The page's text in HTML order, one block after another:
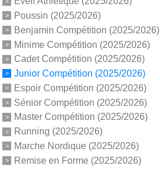
Poussin (2025/2026)
Benjamin Compétition (2025/2026)
Minime Compétition (2025/2026)
Cadet Compétition (2025/2026)
Junior Compétition (2025/2026)
Espoir Compétition (2025/2026)
Sénior Compétition (2025/2026)
Master Compétition (2025/2026)
Running (2025/2026)
Marche Nordique (2025/2026)
Remise en Forme (2025/2026)